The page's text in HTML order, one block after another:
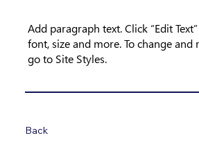
Add paragraph text. Click “Edit
font, size and more. To change and
go to Site Styles.
Back